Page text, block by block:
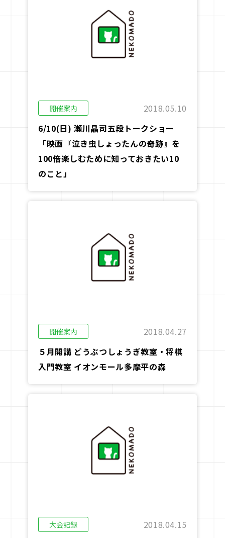
開催案内
2018.05.10
6/10(日) 瀬川晶司五段トークショー
「映画『泣き虫しょったんの奇跡』を
100倍楽しむために知っておきたい10
のこと」
開催案内
2018.04.27
５月開講 どうぶつしょうぎ教室・将棋
入門教室 イオンモール多摩平の森
大会記録
2018.04.15